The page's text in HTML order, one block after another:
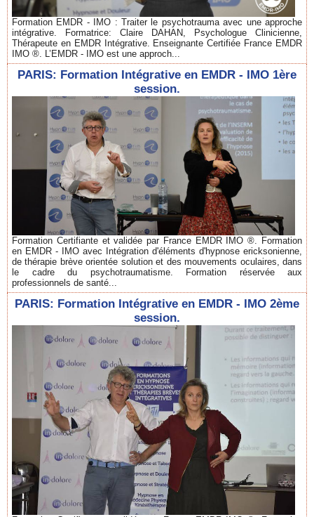
Formation EMDR - IMO : Traiter le psychotrauma avec une approche
intégrative. Formatrice: Claire DAHAN, Psychologue Clinicienne,
Thérapeute en EMDR Intégrative. Enseignante Certifiée France EMDR
IMO ®. L’EMDR - IMO est une approch...
PARIS: Formation Intégrative en EMDR - IMO 1ère
session.
Formation Certifiante et validée par France EMDR IMO ®. Formation
en EMDR - IMO avec Intégration d'éléments d'hypnose ericksonienne,
de thérapie brève orientée solution et des mouvements oculaires, dans
le cadre du psychotraumatisme. Formation réservée aux
professionnels de santé...
PARIS: Formation Intégrative en EMDR - IMO 2ème
session.